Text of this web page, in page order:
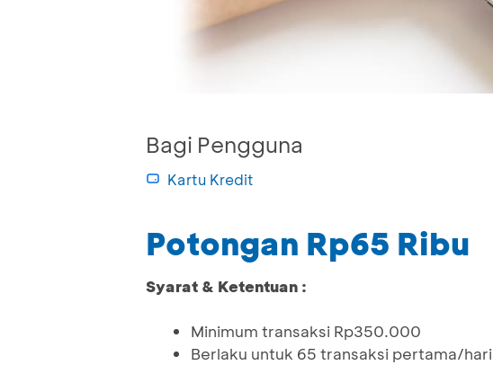
Bagi Pengguna
Kartu Kredit
Potongan Rp65 Ribu
Syarat & Ketentuan :
Minimum transaksi Rp350.000
Berlaku untuk 65 transaksi pertama/hari